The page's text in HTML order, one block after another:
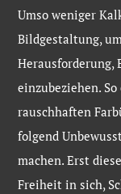
Umso weniger
Bildgestaltung,
Herausforderung,
einzubeziehen.
rauschhaften
folgend
machen. Erst
Freiheit in sich,